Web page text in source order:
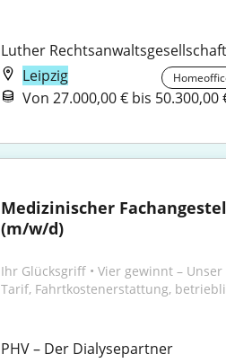
Luther Rechtsanwaltsgesellschaft
Leipzig
Von 27.000,00 € bis 50.300,00
Medizinischer
(m/w/d)
Ihr Glücksgriff • Vier gewinnt –
Tarif, Fahrtkostenerstattung,
PHV – Der Dialysepartner